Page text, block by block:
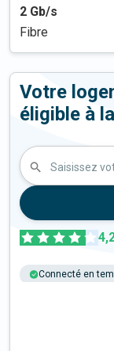
2 Gb/s
Fibre
Votre
éligible à
Saisissez
Connecté en